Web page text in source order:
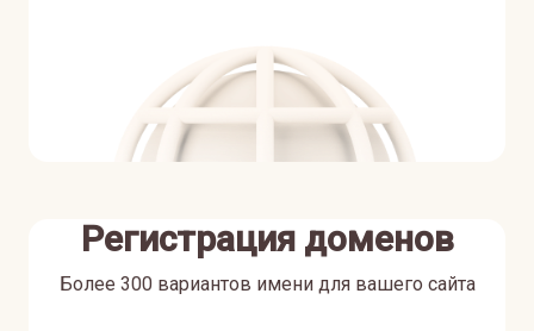
Регистрация доменов
Более 300 вариантов имени для вашего сайта